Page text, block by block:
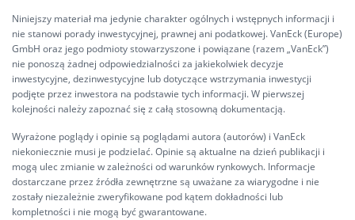
Niniejszy materiał ma jedynie charakter ogólnych i wstępnych informacji i
nie stanowi porady inwestycyjnej, prawnej ani podatkowej. VanEck (Europe)
GmbH oraz jego podmioty stowarzyszone i powiązane (razem „VanEck”)
nie ponoszą żadnej odpowiedzialności za jakiekolwiek decyzje
inwestycyjne, dezinwestycyjne lub dotyczące wstrzymania inwestycji
podjęte przez inwestora na podstawie tych informacji. W pierwszej
kolejności należy zapoznać się z całą stosowną dokumentacją.
Wyrażone poglądy i opinie są poglądami autora (autorów) i VanEck
niekoniecznie musi je podzielać. Opinie są aktualne na dzień publikacji i
mogą ulec zmianie w zależności od warunków rynkowych. Informacje
dostarczane przez źródła zewnętrzne są uważane za wiarygodne i nie
zostały niezależnie zweryfikowane pod kątem dokładności lub
kompletności i nie mogą być gwarantowane.